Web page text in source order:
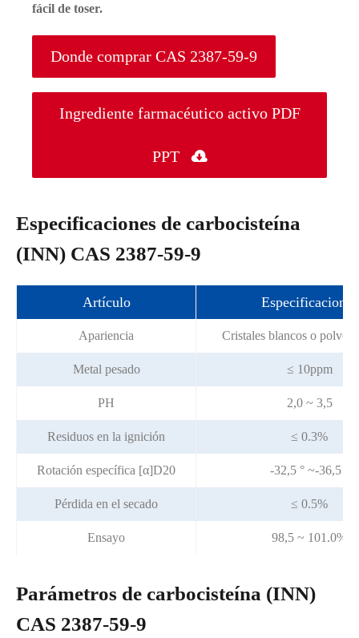
fácil de toser.
Donde comprar CAS 2387-59-9
Ingrediente farmacéutico activo PDF
PPT 
Especificaciones de carbocisteína
(INN) CAS 2387-59-9
Artículo Especificaciones
Apariencia Cristales blancos o polvo
Metal pesado ≤ 10ppm
PH 2,0 ~ 3,5
Residuos en la ignición ≤ 0.3%
Rotación específica [α]D20 -32,5 ° ~-36,5 °
Pérdida en el secado ≤ 0.5%
Ensayo 98,5 ~ 101.0%
Parámetros de carbocisteína (INN)
CAS 2387-59-9